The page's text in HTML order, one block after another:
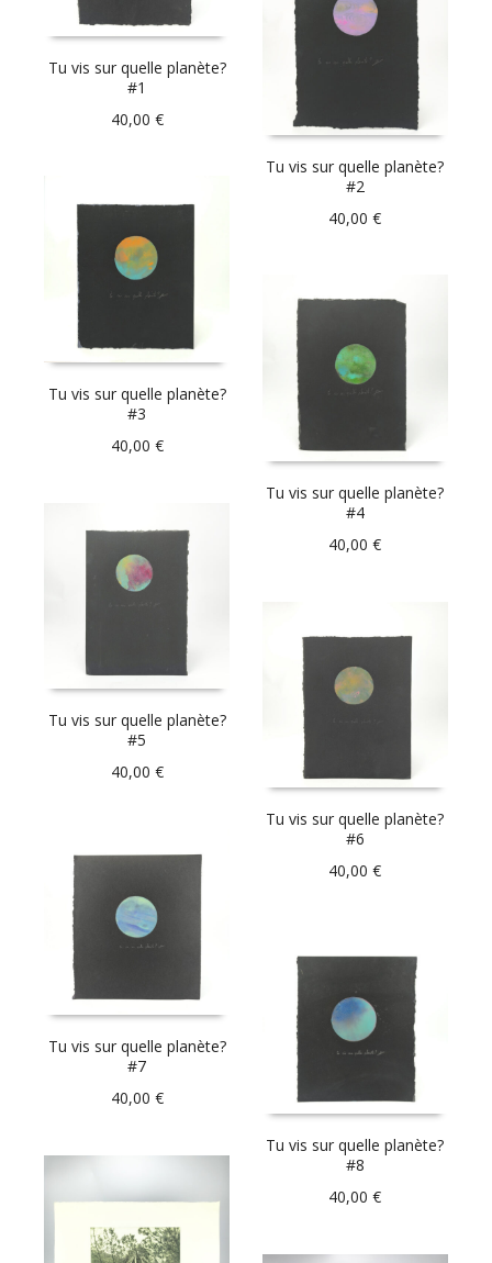
Tu vis sur quelle planète?
#1
40,00 €
Tu vis sur quelle planète?
#2
40,00€
Tu vis sur quelle planète?
#3
40,00 €
Tu vis sur quelle planète?
#4
40,00€
Tu vis sur quelle planète?
#5
40,00 €
Tu vis sur quelle planète?
#6
40,00€
Tu vis sur quelle planète?
#7
40,00 €
Tu vis sur quelle planète?
#8
40,00€